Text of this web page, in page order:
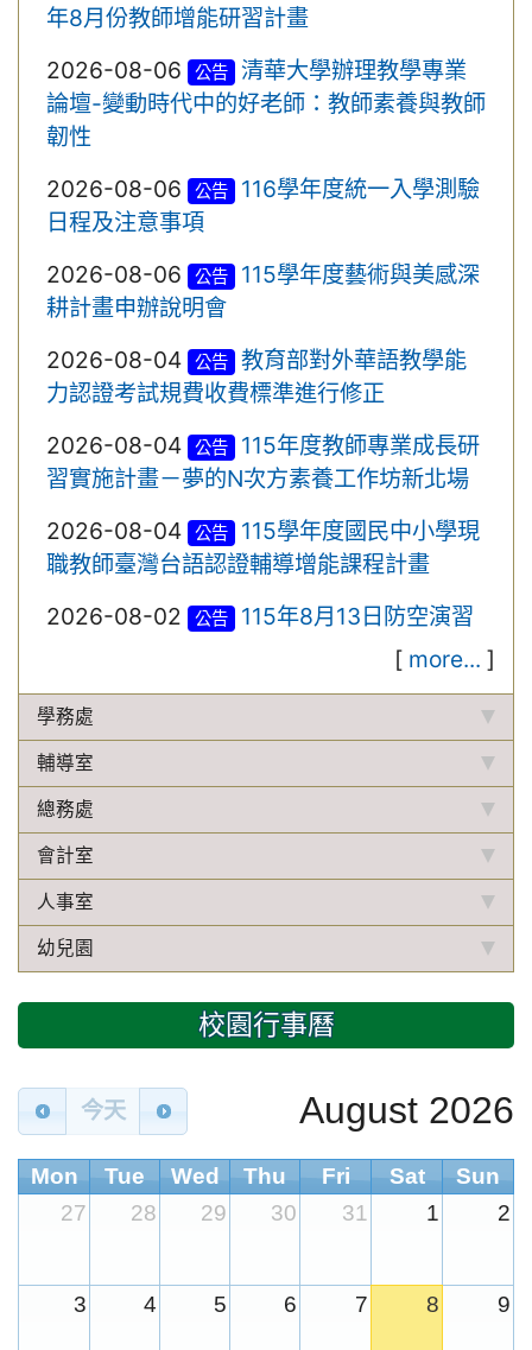
年8月份教師增能研習計畫
2026-08-06
公告
清華大學辦理教學專業
論壇-變動時代中的好老師：教師素養與教師
韌性
2026-08-06
公告
116學年度統一入學測驗
日程及注意事項
2026-08-06
公告
115學年度藝術與美感深
耕計畫申辦說明會
2026-08-04
公告
教育部對外華語教學能
力認證考試規費收費標準進行修正
2026-08-04
公告
115年度教師專業成長研
習實施計畫－夢的N次方素養工作坊新北場
2026-08-04
公告
115學年度國民中小學現
職教師臺灣台語認證輔導增能課程計畫
2026-08-02
公告
115年8月13日防空演習
[ more... ]
學務處
輔導室
總務處
會計室
人事室
幼兒園
校園行事曆
今天 August 2026
Mon Tue Wed Thu Fri Sat
Sun
27
28 29 30 31 1 2
3 4 5 6 7 8 9